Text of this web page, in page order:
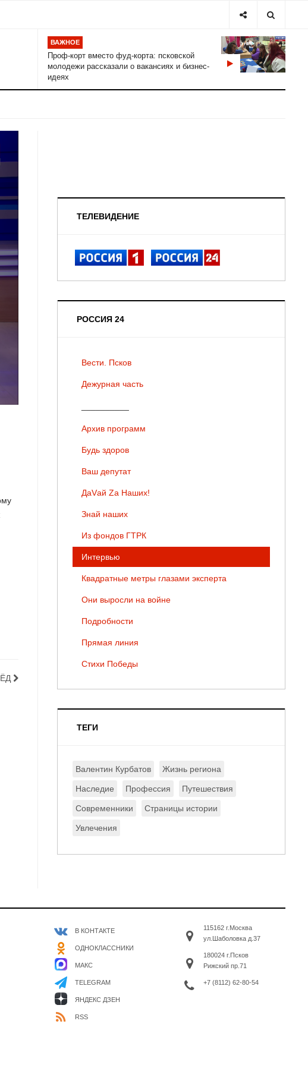
ВАЖНОЕ
Проф-корт вместо фуд-корта: псковской
молодежи рассказали о вакансиях и бизнес-
идеях
ТЕЛЕВИДЕНИЕ
РОССИЯ 24
Вести. Псков
Дежурная часть
Архив программ
Будь здоров
Ваш депутат
ДаVай Zа Наших!
Знай наших
Из фондов ГТРК
Интервью
Квадратные метры глазами эксперта
Они выросли на войне
Подробности
Прямая линия
Стихи Победы
ТЕГИ
Валентин Курбатов Жизнь региона
Наследие Профессия Путешествия
Современники Страницы истории
Увлечения
В КОНТАКТЕ
ОДНОКЛАССНИКИ
МАКС
TELEGRAM
ЯНДЕКС ДЗЕН
RSS
115162 г.Москва
ул.Шаболовка д.37
180024 г.Псков
Рижский пр.71
+7 (8112) 62-80-54